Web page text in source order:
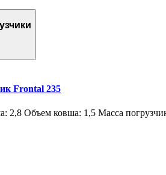
Frontal 235
2,8 Объем ковша: 1,5 Масса